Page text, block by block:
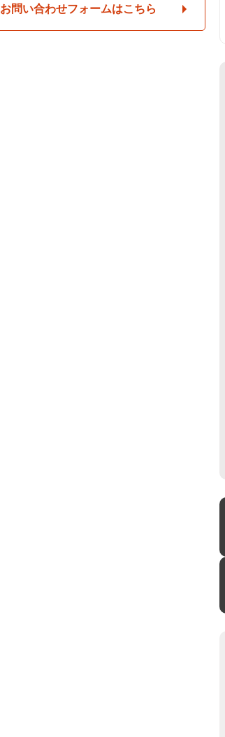
お問い合わせフォームはこちら